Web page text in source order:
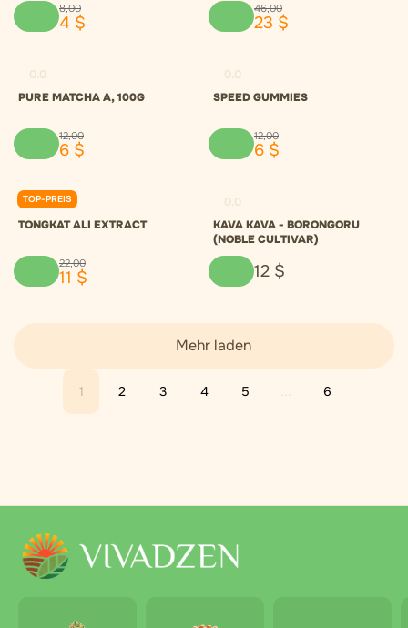
8,00
4 $
46,00
23 $
PURE MATCHA A, 100G
12,00
6 $
SPEED GUMMIES
12,00
6 $
TOP-PREIS
0.0
TONGKAT ALI EXTRACT
22,00
11 $
KAVA KAVA - BORONGORU
(NOBLE CULTIVAR)
12 $
1 2 3 4 5 ... 6
Mehr laden